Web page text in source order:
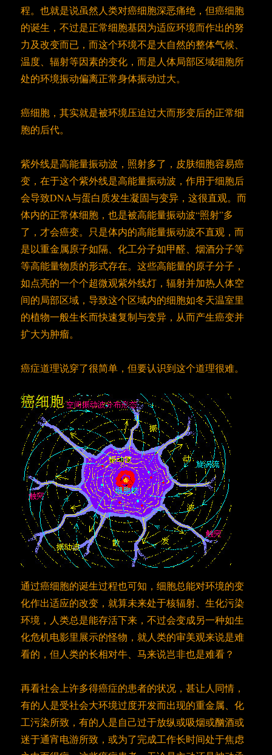
程。也就是说虽然人类对癌细胞深恶痛绝，但癌细胞
的诞生，不过是正常细胞基因为适应环境而作出的努
力及改变而已，而这个环境不是大自然的整体气候、
温度、辐射等因素的变化，而是人体局部区域细胞所
处的环境振动偏离正常身体振动过大。
癌细胞，其实就是被环境压迫过大而形变后的正常细
胞的后代。
紫外线是高能量振动波，照射多了，皮肤细胞容易癌
变，在于这个紫外线是高能量振动波，作用于细胞后
会导致DNA与蛋白质发生凝固与变异，这很直观。而
体内的正常体细胞，也是被高能量振动波“照射”多
了，才会癌变。只是体内的高能量振动波不直观，而
是以重金属原子如隔、化工分子如甲醛、烟酒分子等
等高能量物质的形式存在。这些高能量的原子分子，
如点亮的一个个超微观紫外线灯，辐射并加热人体空
间的局部区域，导致这个区域内的细胞如冬天温室里
的植物一般生长而快速复制与变异，从而产生癌变并
扩大为肿瘤。
癌症道理说穿了很简单，但要认识到这个道理很难。
通过癌细胞的诞生过程也可知，细胞总能对环境的变
化作出适应的改变，就算未来处于核辐射、生化污染
环境，人类总是能存活下来，不过会变成另一种如生
化危机电影里展示的怪物，就人类的审美观来说是难
看的，但人类的长相对牛、马来说岂非也是难看？
再看社会上许多得癌症的患者的状况，甚让人同情，
有的人是受社会大环境过度开发而出现的重金属、化
工污染所致，有的人是自己过于放纵或吸烟或酗酒或
迷于通宵电游所致，或为了完成工作长时间处于焦虑